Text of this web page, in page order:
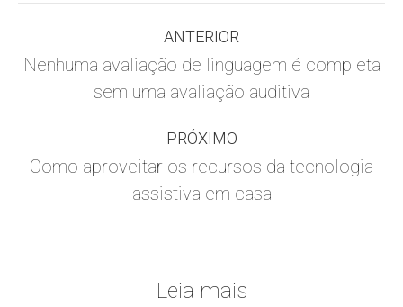
de
ANTERIOR
Post
anterior:
Nenhuma avaliação de linguagem é completa
sem uma avaliação auditiva
PRÓXIMO
Próximo
post:
Como aproveitar os recursos da tecnologia
assistiva em casa
Leia mais